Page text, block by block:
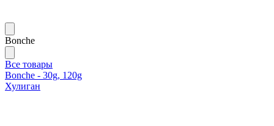
Bonche
Все товары
Bonche - 30g, 120g
Хулиган